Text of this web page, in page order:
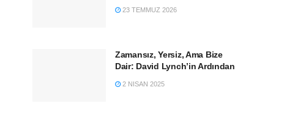
23 TEMMUZ 2026
Zamansız, Yersiz, Ama Bize
Dair: David Lynch’in Ardından
2 NISAN 2025